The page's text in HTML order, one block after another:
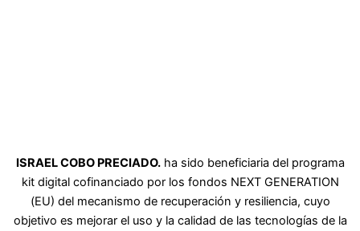
ISRAEL COBO PRECIADO.ha sido beneficiaria del programa
kit digital cofinanciado por los fondos NEXT GENERATION
(EU) del mecanismo de recuperación y resiliencia, cuyo
objetivo es mejorar el uso y la calidad de las tecnologías de la